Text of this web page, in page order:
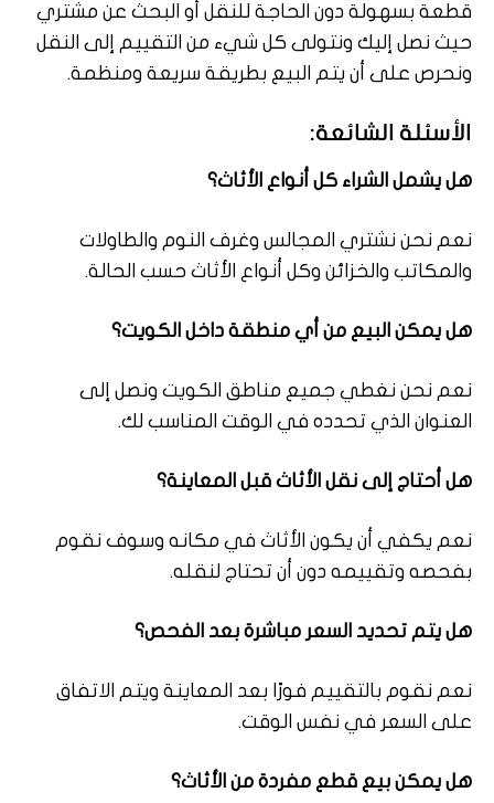
قطعة بسهولة دون الحاجة للنقل أو البحث عن مشتري
حيث نصل إليك ونتولى كل شيء من التقييم إلى النقل
ونحرص على أن يتم البيع بطريقة سريعة ومنظمة.
الأسئلة الشائعة:
هل يشمل الشراء كل أنواع الأثاث؟
نعم نحن نشتري المجالس وغرف النوم والطاولات
والمكاتب والخزائن وكل أنواع الأثاث حسب الحالة.
هل يمكن البيع من أي منطقة داخل الكويت؟
نعم نحن نغطي جميع مناطق الكويت ونصل إلى
العنوان الذي تحدده في الوقت المناسب لك.
هل أحتاج إلى نقل الأثاث قبل المعاينة؟
نعم يكفي أن يكون الأثاث في مكانه وسوف نقوم
بفحصه وتقييمه دون أن تحتاج لنقله.
هل يتم تحديد السعر مباشرة بعد الفحص؟
نعم نقوم بالتقييم فورًا بعد المعاينة ويتم الاتفاق
على السعر في نفس الوقت.
هل يمكن بيع قطع مفردة من الأثاث؟